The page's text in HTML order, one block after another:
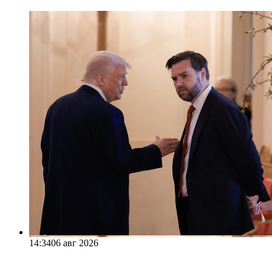
14:3406 авг 2026